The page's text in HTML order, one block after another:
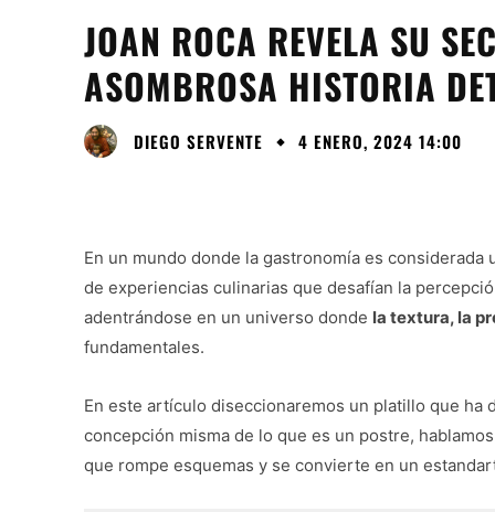
JOAN ROCA REVELA SU
ASOMBROSA HISTORIA
DIEGO SERVENTE 4 ENERO, 2024 14:00
En un mundo donde la gastronomía es
de experiencias culinarias que desafían la
adentrándose en un universo donde la textura, la
fundamentales.
En este artículo diseccionaremos un platillo que ha
concepción misma de lo que es un postre,
que rompe esquemas y se convierte en un